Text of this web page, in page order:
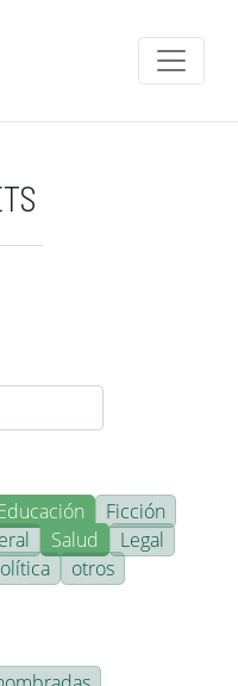
Ficción
Salud
Legal
otros